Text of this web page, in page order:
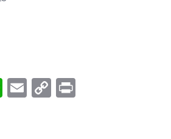
WhatsApp
Email
Copy